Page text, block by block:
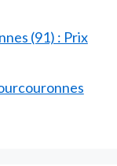
(91) : Prix